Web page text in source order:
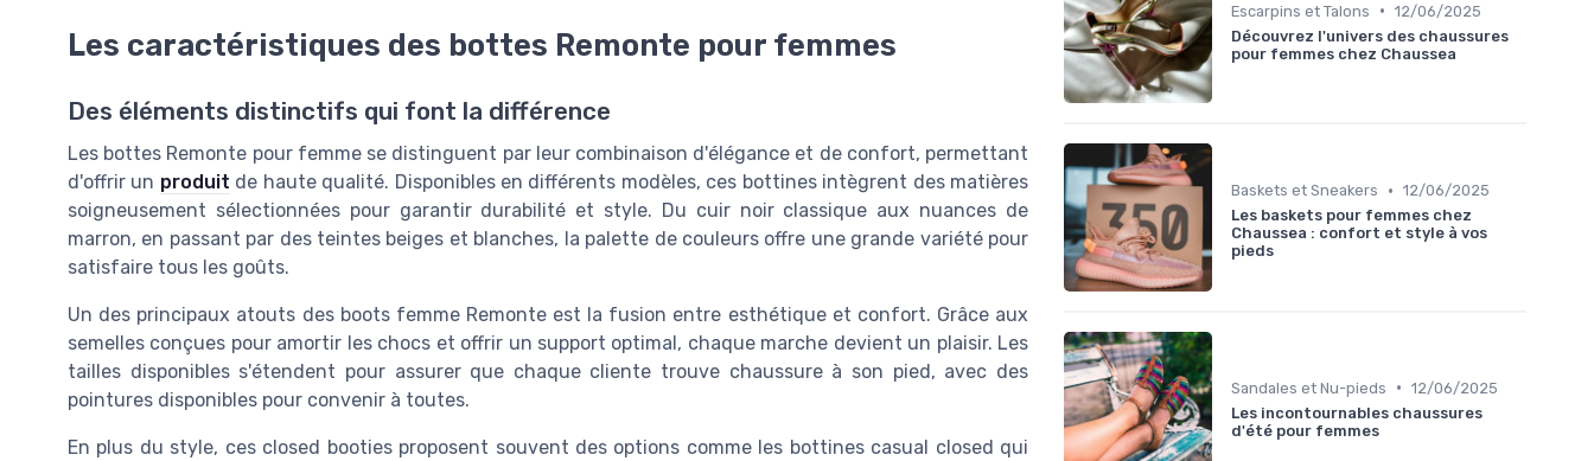
Les caractéristiques des bottes Remonte pour femmes
Des éléments distinctifs qui font la différence
Les bottes Remonte pour femme se distinguent par leur combinaison d'élégance et de confort, permettant
d'offrir un produit de haute qualité. Disponibles en différents modèles, ces bottines intègrent des matières
soigneusement sélectionnées pour garantir durabilité et style. Du cuir noir classique aux nuances de
marron, en passant par des teintes beiges et blanches, la palette de couleurs offre une grande variété pour
satisfaire tous les goûts.
Un des principaux atouts des boots femme Remonte est la fusion entre esthétique et confort. Grâce aux
semelles conçues pour amortir les chocs et offrir un support optimal, chaque marche devient un plaisir. Les
tailles disponibles s'étendent pour assurer que chaque cliente trouve chaussure à son pied, avec des
pointures disponibles pour convenir à toutes.
En plus du style, ces closed booties proposent souvent des options comme les bottines casual closed qui
Escarpins et Talons • 12/06/2025
Découvrez l'univers des chaussures
pour femmes chez Chaussea
Baskets et Sneakers • 12/06/2025
Les baskets pour femmes chez
Chaussea : confort et style à vos
pieds
Sandales et Nu-pieds • 12/06/2025
Les incontournables chaussures
d'été pour femmes